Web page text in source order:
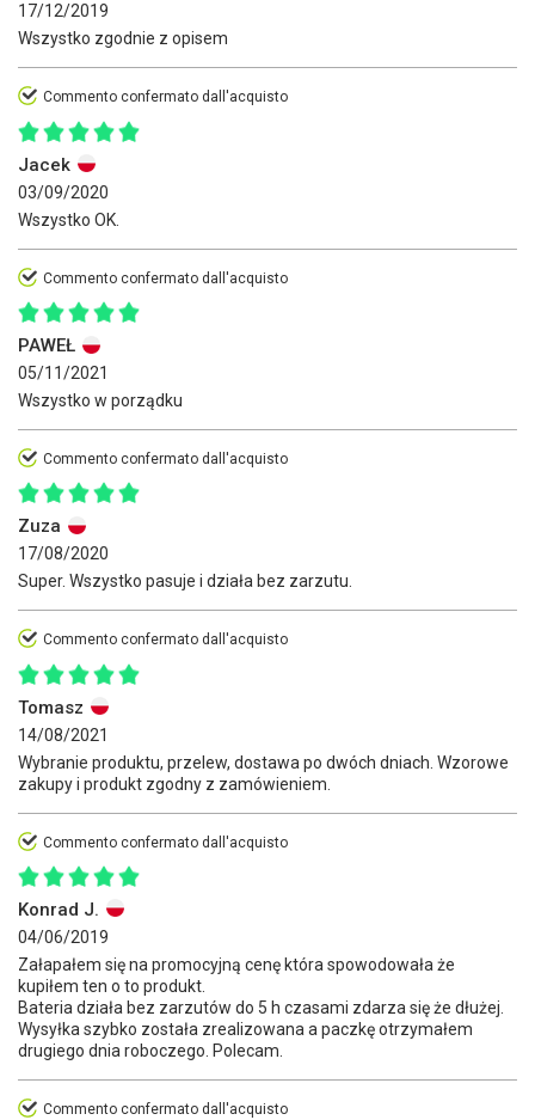
17/12/2019
Wszystko zgodnie z opisem
Commento confermato dall'acquisto
Jacek
03/09/2020
Wszystko OK.
Commento confermato dall'acquisto
PAWEŁ
05/11/2021
Wszystko w porządku
Commento confermato dall'acquisto
Zuza
17/08/2020
Super. Wszystko pasuje i działa bez zarzutu.
Commento confermato dall'acquisto
Tomasz
14/08/2021
Wybranie produktu, przelew, dostawa po dwóch dniach. Wzorowe
zakupy i produkt zgodny z zamówieniem.
Commento confermato dall'acquisto
Konrad J.
04/06/2019
Załapałem się na promocyjną cenę która spowodowała że
kupiłem ten o to produkt.
Bateria działa bez zarzutów do 5 h czasami zdarza się że dłużej.
Wysyłka szybko została zrealizowana a paczkę otrzymałem
drugiego dnia roboczego. Polecam.
Commento confermato dall'acquisto